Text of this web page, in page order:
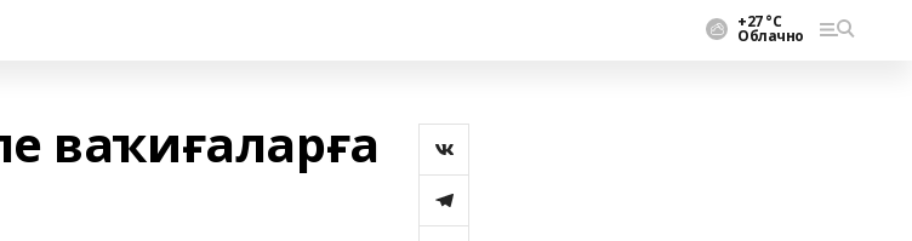
+27 °С
Облачно
ваҡиғаларға